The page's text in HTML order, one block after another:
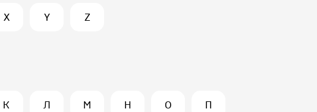
X Y Z
К Л М Н О П